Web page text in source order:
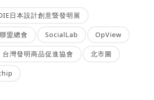
日本設計創意暨發明展
盟總會 SocialLab OpView
台灣發明商品促進協會 北市圖